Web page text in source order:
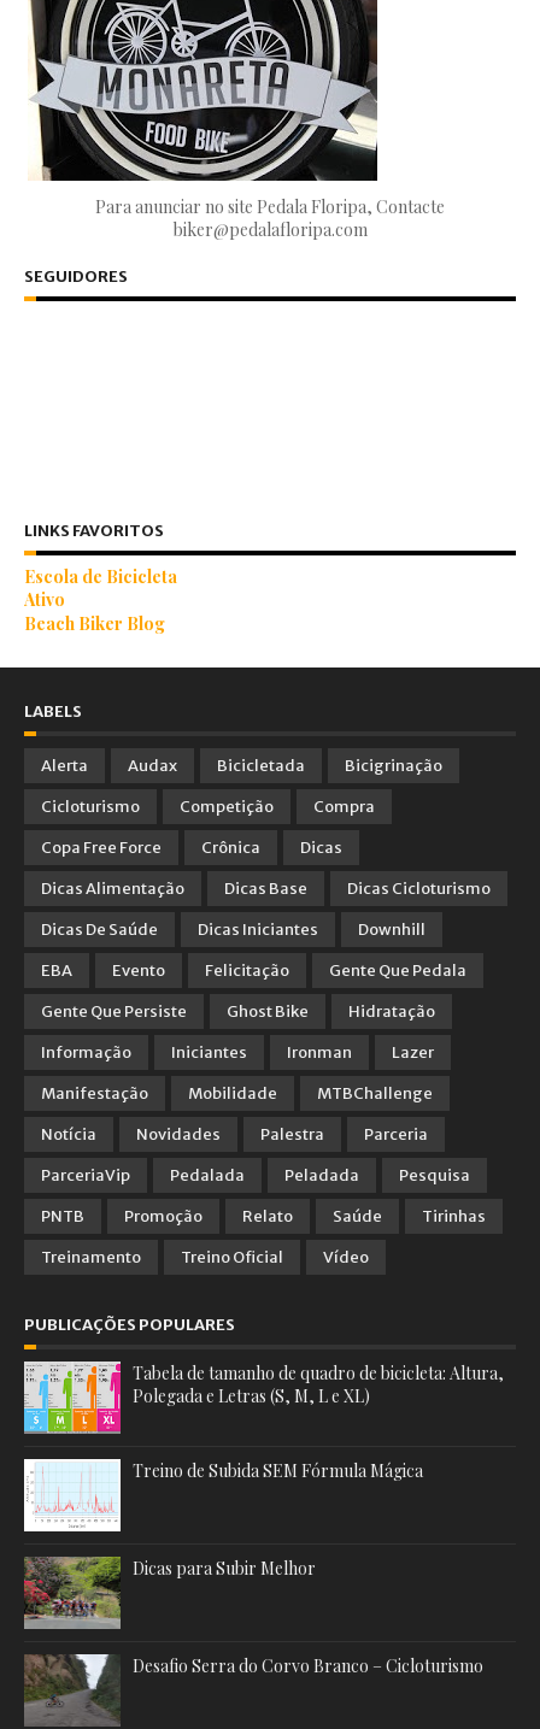
Para anunciar no site Pedala Floripa, Contacte
biker@pedalafloripa.com
SEGUIDORES
LINKS FAVORITOS
Escola de Bicicleta
Ativo
Beach Biker Blog
LABELS
Alerta Audax Bicicletada
Bicigrinação
Cicloturismo
Competição
Compra
Copa Free Force
Crônica
Dicas
Dicas Alimentação
Dicas Base
Dicas Cicloturismo
Dicas De Saúde
Dicas Iniciantes
Downhill
EBA
Evento Felicitação
Gente Que Pedala
Gente Que Persiste
Ghost Bike
Hidratação
Informação
Iniciantes Ironman
Lazer
Manifestação
Mobilidade
MTBChallenge
Notícia
Novidades Palestra
Parceria
ParceriaVip
Pedalada Peladada
Pesquisa
PNTB
Promoção Relato Saúde
Tirinhas
Treinamento
Treino Oficial Vídeo
PUBLICAÇÕES POPULARES
Tabela de tamanho de quadro de bicicleta: Altura,
Polegada e Letras (S, M, L e XL)
Treino de Subida SEM Fórmula Mágica
Dicas para Subir Melhor
Desafio Serra do Corvo Branco – Cicloturismo